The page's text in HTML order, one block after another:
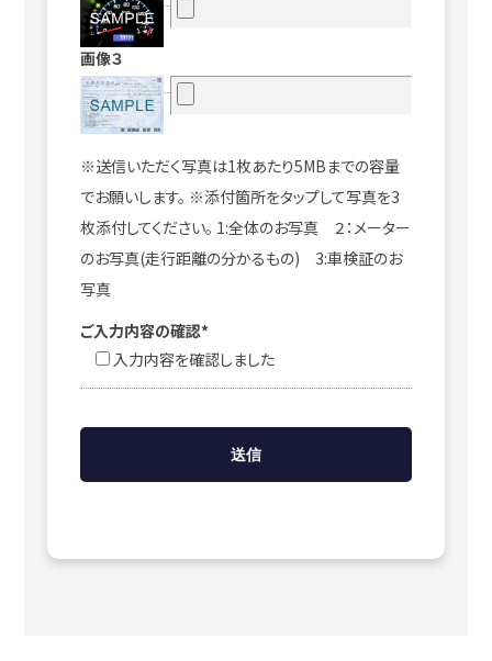
画像３
※送信いただく写真は1枚あたり5MBまでの容量
でお願いします。 ※添付箇所をタップして写真を3
枚添付してください。 1:全体のお写真 ２：メーター
のお写真(走行距離の分かるもの) 3:車検証のお
写真
ご入力内容の確認*
入力内容を確認しました